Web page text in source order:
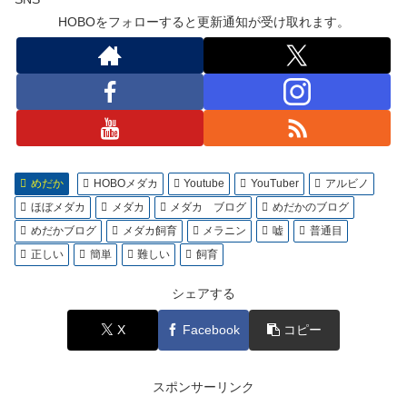
HOBOをフォローすると更新通知が受け取れます。
めだか HOBOメダカ Youtube YouTuber
アルビノ
ほぼメダカ
メダカ メダカ ブログ
めだかのブログ
めだかブログ
メダカ飼育 メラニン 嘘
普通目
正しい
簡単 難しい 飼育
シェアする
X Facebook コピー
スポンサーリンク